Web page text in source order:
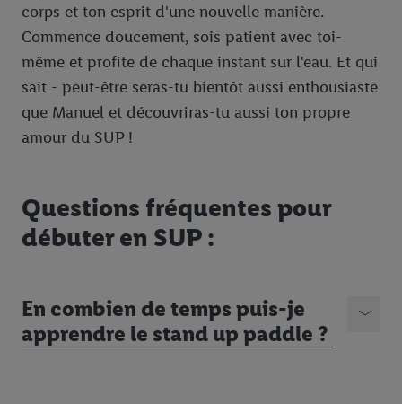
corps et ton esprit d'une nouvelle manière.
Commence doucement, sois patient avec toi-
même et profite de chaque instant sur l'eau. Et qui
sait - peut-être seras-tu bientôt aussi enthousiaste
que Manuel et découvriras-tu aussi ton propre
amour du SUP !
Questions fréquentes pour
débuter en SUP :
En combien de temps puis-je
apprendre le stand up paddle ?